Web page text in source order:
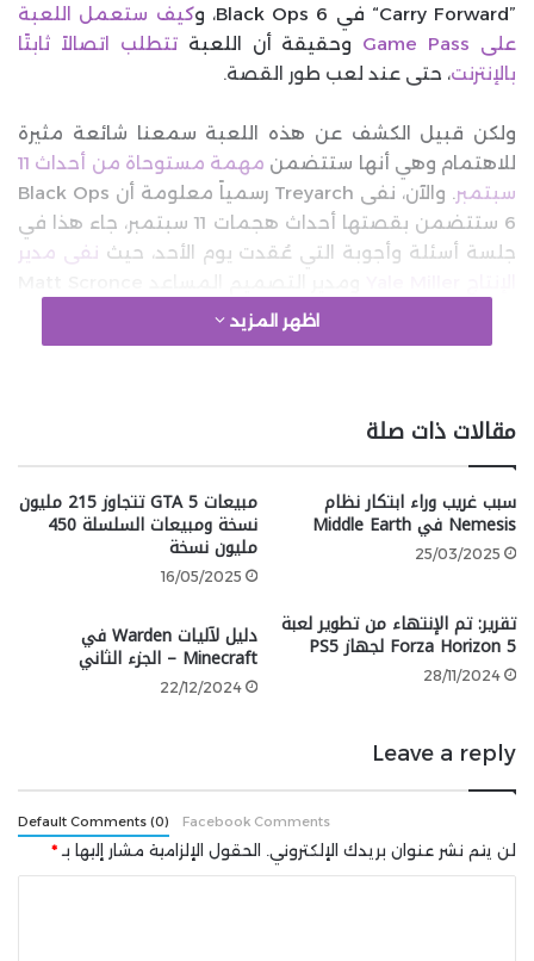
”Carry Forward“ في Black Ops 6، و
كيف ستعمل اللعبة
على Game Pass
وحقيقة أن اللعبةتتطلب اتصالاً ثابتًا
بالإنترنت، حتى عند لعب طور القصة.
ولكن قبيل الكشف عن هذه اللعبة سمعنا شائعة مثيرة
للاهتمام وهي أنها ستتضمن
مهمة مستوحاة من أحداث 11
سبتمبر
. والآن، نفى Treyarch رسمياً معلومة أن Black Ops
6 ستتضمن بقصتها أحداث هجمات 11 سبتمبر، جاء هذا في
جلسة أسئلة وأجوبة التي عُقدت يوم الأحد، حيث نفى مدير
تلك الشائعات جملةً وتفصيلاً. إليكم ما كان عليهما قوله
عندما سُئلا عن ذلك:
قال ميلر: ”لا“. ”هذه مجرد شائعة.“
اظهر المزيد
مقالات ذات صلة
سبب غريب وراء ابتكار نظام
Nemesis في Middle Earth
25/03/2025
مبيعات GTA 5 تتجاوز 215 مليون
نسخة ومبيعات السلسلة 450
مليون نسخة
16/05/2025
تقرير: تم الإنتهاء من تطوير لعبة
Forza Horizon 5 لجهاز PS5
28/11/2024
دليل لآليات Warden في
Minecraft – الجزء الثاني
22/12/2024
Leave a reply
Default Comments (0) Facebook Comments
لن يتم نشر عنوان بريدك الإلكتروني. الحقول الإلزامية مشار إليها بـ *